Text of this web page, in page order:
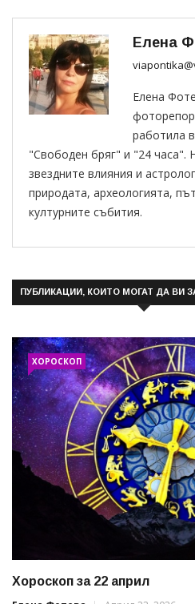
Елена
Елена
работила
"Свободен бряг" и "24 часа".
звездните влияния и
природата, археологията,
културните събития.
ПУБЛИКАЦИИ, КОИТО МОГАТ ДА ВИ
ХОРОСКОП
Хороскоп за 22 април